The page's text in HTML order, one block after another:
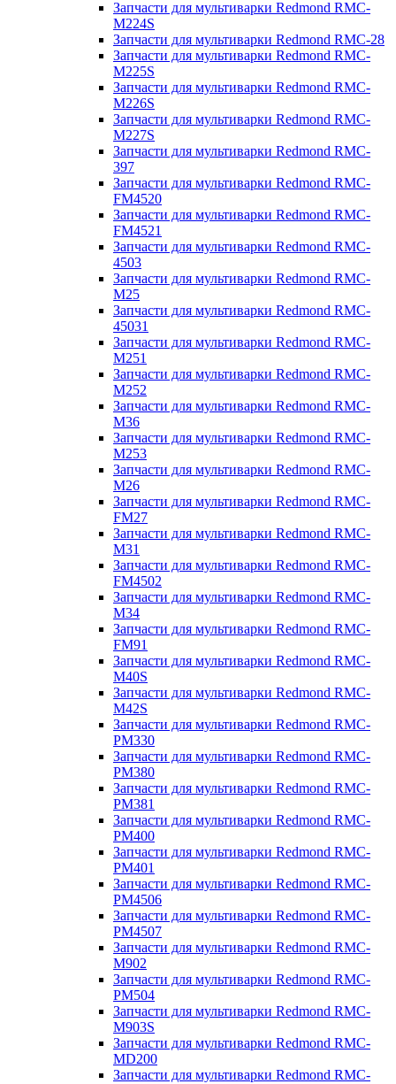
Запчасти для мультиварки Redmond RMC-
M224S
Запчасти для мультиварки Redmond RMC-28
Запчасти для мультиварки Redmond RMC-
M225S
Запчасти для мультиварки Redmond RMC-
M226S
Запчасти для мультиварки Redmond RMC-
M227S
Запчасти для мультиварки Redmond RMC-
397
Запчасти для мультиварки Redmond RMC-
FM4520
Запчасти для мультиварки Redmond RMC-
FM4521
Запчасти для мультиварки Redmond RMC-
4503
Запчасти для мультиварки Redmond RMC-
M25
Запчасти для мультиварки Redmond RMC-
45031
Запчасти для мультиварки Redmond RMC-
M251
Запчасти для мультиварки Redmond RMC-
M252
Запчасти для мультиварки Redmond RMC-
M36
Запчасти для мультиварки Redmond RMC-
M253
Запчасти для мультиварки Redmond RMC-
M26
Запчасти для мультиварки Redmond RMC-
FM27
Запчасти для мультиварки Redmond RMC-
M31
Запчасти для мультиварки Redmond RMC-
FM4502
Запчасти для мультиварки Redmond RMC-
M34
Запчасти для мультиварки Redmond RMC-
FM91
Запчасти для мультиварки Redmond RMC-
M40S
Запчасти для мультиварки Redmond RMC-
M42S
Запчасти для мультиварки Redmond RMC-
PM330
Запчасти для мультиварки Redmond RMC-
PM380
Запчасти для мультиварки Redmond RMC-
PM381
Запчасти для мультиварки Redmond RMC-
PM400
Запчасти для мультиварки Redmond RMC-
PM401
Запчасти для мультиварки Redmond RMC-
PM4506
Запчасти для мультиварки Redmond RMC-
PM4507
Запчасти для мультиварки Redmond RMC-
M902
Запчасти для мультиварки Redmond RMC-
PM504
Запчасти для мультиварки Redmond RMC-
M903S
Запчасти для мультиварки Redmond RMC-
MD200
Запчасти для мультиварки Redmond RMC-